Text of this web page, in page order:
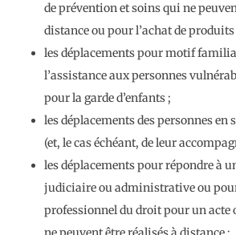
de prévention et soins qui ne
distance ou pour l’achat de produits
les déplacements pour motif
l’assistance aux personnes
pour la garde d’enfants ;
les déplacements des personnes
(et, le cas échéant, de leur
les déplacements pour répondre à
judiciaire ou administrative ou
professionnel du droit pour un acte